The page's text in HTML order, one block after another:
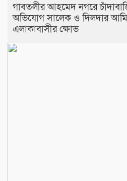
​গাবতলীর আহমেদ নগরে
অভিযোগ সালেক ও দিলদার
এলাকাবাসীর ক্ষোভ